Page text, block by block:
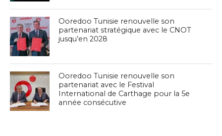
Ooredoo Tunisie renouvelle son
partenariat stratégique avec le CNOT
jusqu’en 2028
Ooredoo Tunisie renouvelle son
partenariat avec le Festival
International de Carthage pour la 5e
année consécutive